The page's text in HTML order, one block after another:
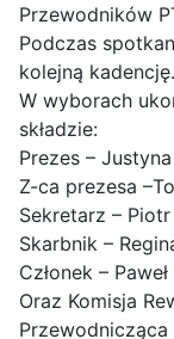
Przewodników
Podczas
kolejną kadencję.
W wyborach
składzie:
Prezes –
Z-ca prezesa
Sekretarz –
Skarbnik –
Członek – Paweł
Oraz Komisja